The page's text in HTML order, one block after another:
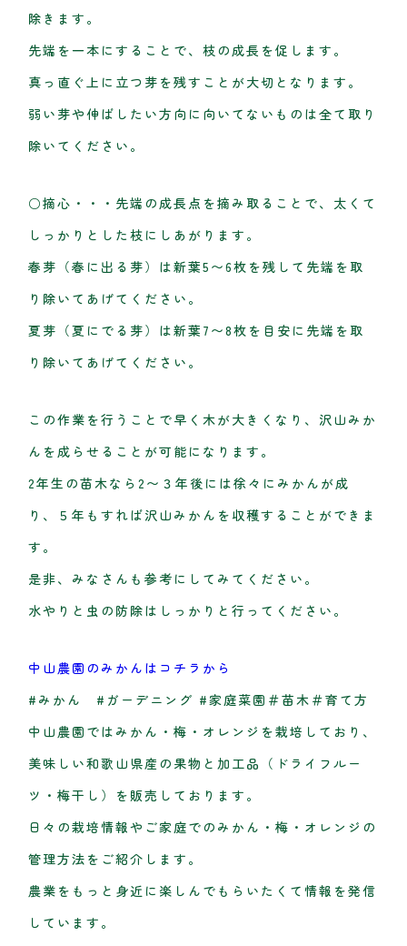
除きます。
先端を一本にすることで、枝の成長を促します。
真っ直ぐ上に立つ芽を残すことが大切となります。
弱い芽や伸ばしたい方向に向いてないものは全て取り
除いてください。
○摘心・・・先端の成長点を摘み取ることで、太くて
しっかりとした枝にしあがります。
春芽（春に出る芽）は新葉5〜6枚を残して先端を取
り除いてあげてください。
夏芽（夏にでる芽）は新葉7〜8枚を目安に先端を取
り除いてあげてください。
この作業を行うことで早く木が大きくなり、沢山みか
んを成らせることが可能になります。
2年生の苗木なら2〜３年後には徐々にみかんが成
り、５年もすれば沢山みかんを収穫することができま
す。
是非、みなさんも参考にしてみてください。
水やりと虫の防除はしっかりと行ってください。
中山農園のみかんはコチラから
#みかん #ガーデニング #家庭菜園＃苗木＃育て方
中山農園ではみかん・梅・オレンジを栽培しており、
美味しい和歌山県産の果物と加工品（ドライフルー
ツ・梅干し）を販売しております。
日々の栽培情報やご家庭でのみかん・梅・オレンジの
管理方法をご紹介します。
農業をもっと身近に楽しんでもらいたくて情報を発信
しています。